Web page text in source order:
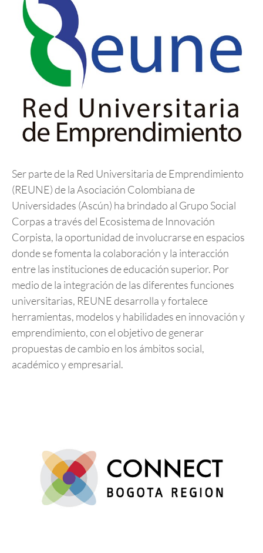
Ser parte de la Red Universitaria de Emprendimiento
(REUNE) de la Asociación Colombiana de
Universidades (Ascún) ha brindado al Grupo Social
Corpas a través del Ecosistema de Innovación
Corpista, la oportunidad de involucrarse en espacios
donde se fomenta la colaboración y la interacción
entre las instituciones de educación superior. Por
medio de la integración de las diferentes funciones
universitarias, REUNE desarrolla y fortalece
herramientas, modelos y habilidades en innovación y
emprendimiento, con el objetivo de generar
propuestas de cambio en los ámbitos social,
académico y empresarial.